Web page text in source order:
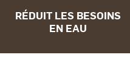
RÉDUIT LES BESOINS
EN EAU